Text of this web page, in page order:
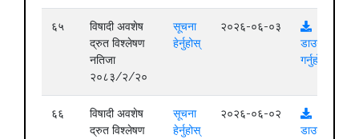
६५
विषादी अवशेष
द्रुत विश्लेषण
नतिजा
२०८३/२/२०
सूचना
हेर्नुहोस्
२०२६-०६-०३
डाउनलोड
गर्नुहोस्
६६
विषादी अवशेष
द्रुत विश्लेषण
सूचना
हेर्नुहोस्
२०२६-०६-०२
डाउनलोड